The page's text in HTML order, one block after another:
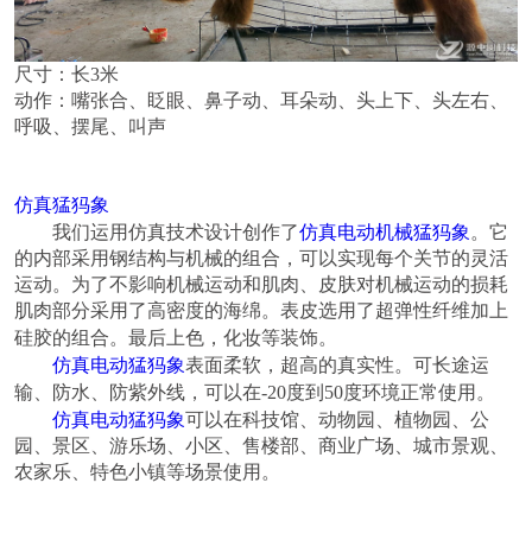
尺寸：长3米
动作： 嘴张合、眨眼、鼻子动、耳朵动、头上下、头左右、
呼吸、摆尾、叫声
仿真猛犸象
我们运用仿真技术设计创作了仿真电动机械猛犸象。它
的内部采用钢结构与机械的组合，可以实现每个关节的灵活
运动。为了不影响机械运动和肌肉、皮肤对机械运动的损耗
肌肉部分采用了高密度的海绵。表皮选用了超弹性纤维加上
硅胶的组合。最后上色 ， 化妆等装饰。
仿真电动猛犸象表面柔软，超高的真实性。可长途运
输、防水、防紫外线，可以在-20度到 50度环境正常使用。
仿真电动猛犸象 可以在科技馆、动物园、植物园、公
园、景区、游乐场、小区、售楼部、商业广场、城市景观、
农家乐、特色小镇等场景使用。